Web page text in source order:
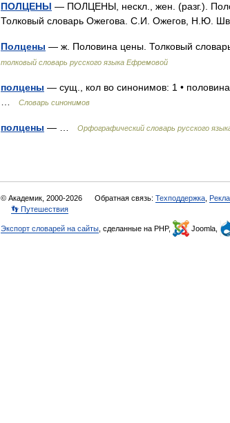
ПОЛЦЕНЫ — ПОЛЦЕНЫ, нескл., жен. (разг.).
Толковый словарь Ожегова. С.И. Ожегов, Н.Ю.
Полцены — ж. Половина цены. Толковый
толковый словарь русского языка Ефремовой
полцены — сущ., кол во синонимов: 1 •
Словарь синонимов
полцены — … Орфографический словарь русского
© Академик, 2000-2026 Обратная связь: Техподдержка
👣 Путешествия
Экспорт словарей на сайты , сделанные на PHP, Joomla,